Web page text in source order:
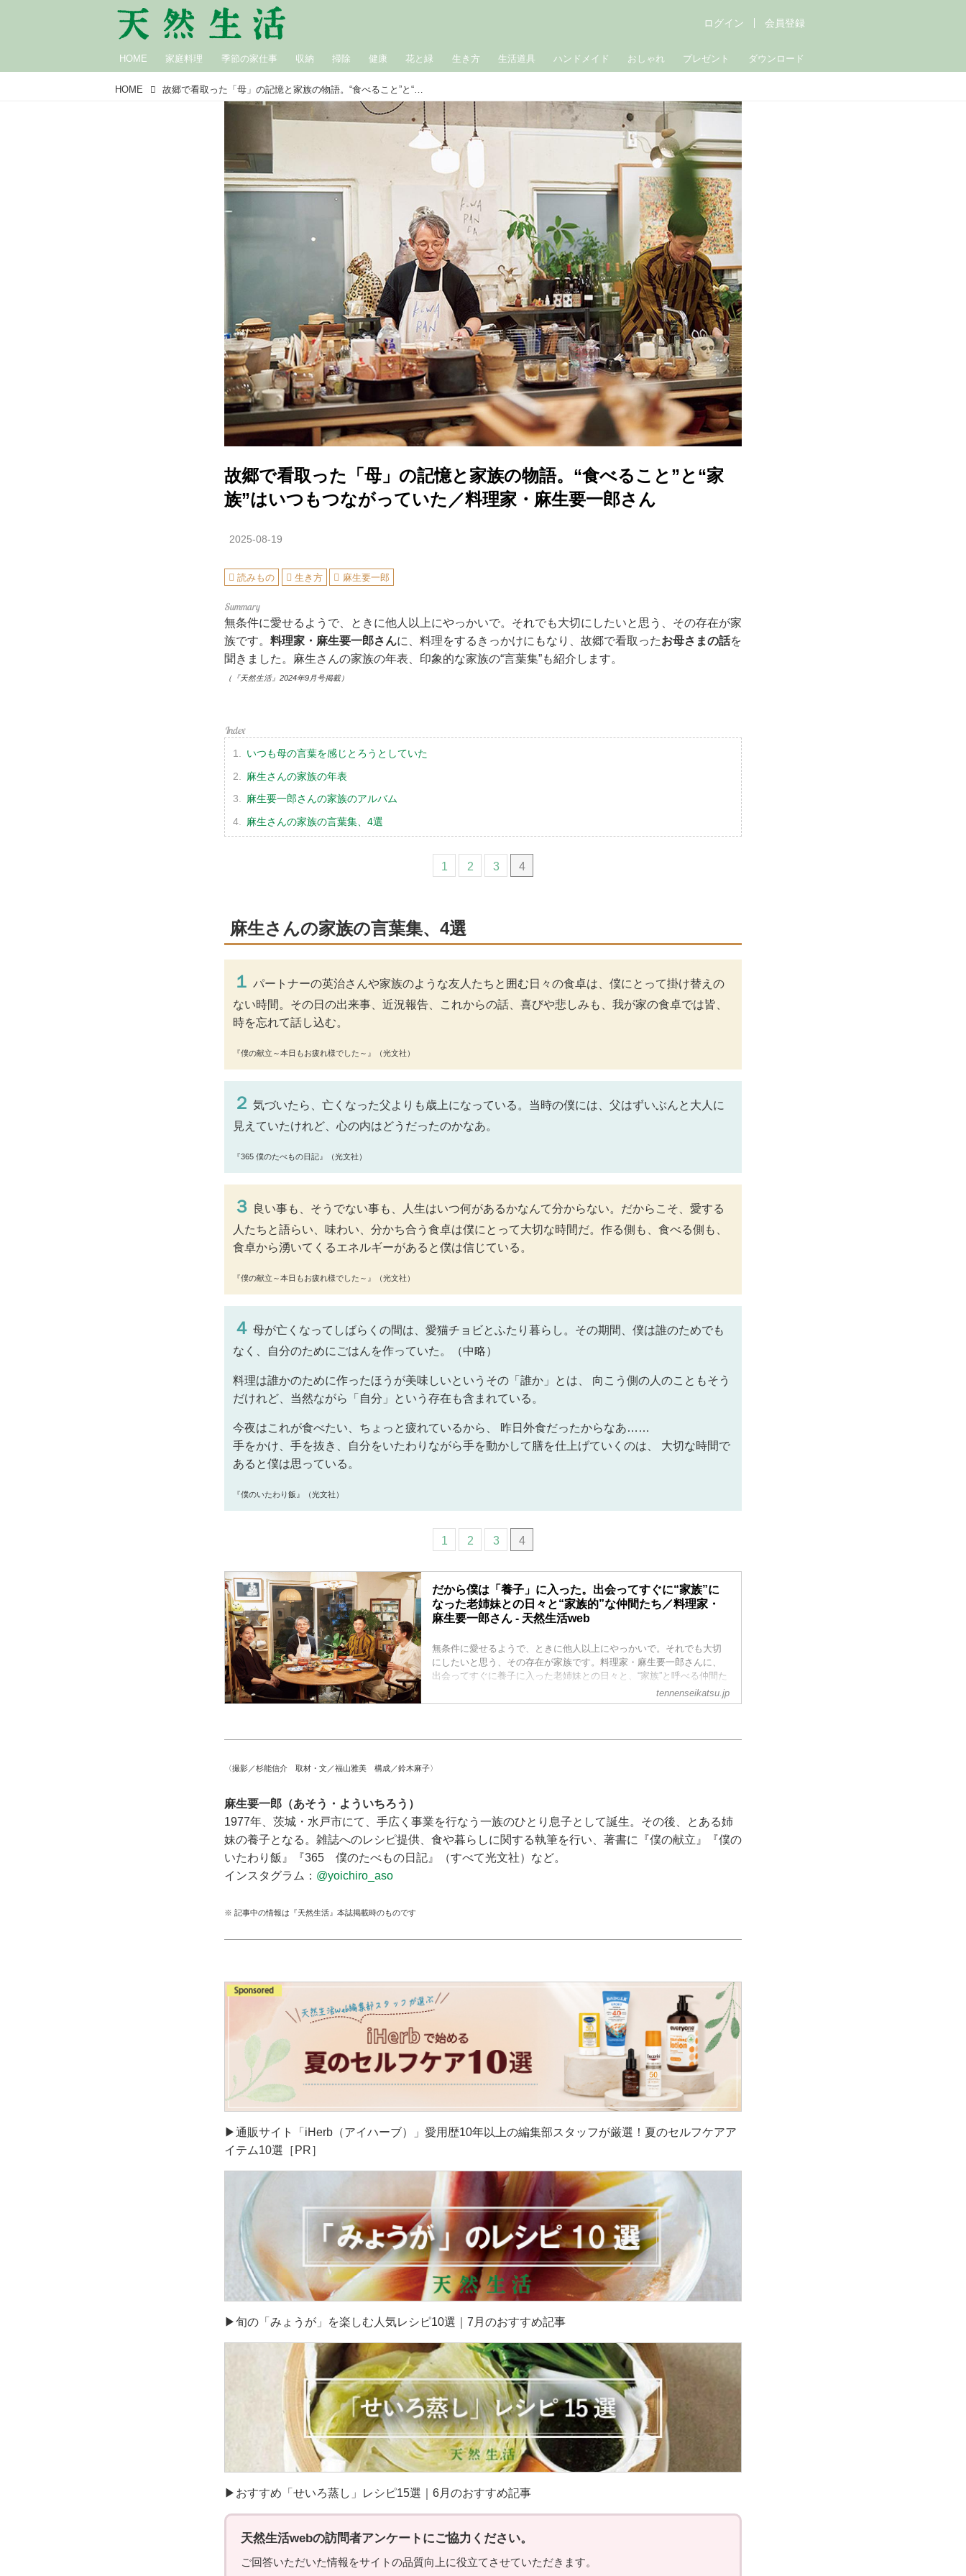
HOME 家庭料理 季節の家仕事 収納 掃除 健康 花と緑 生き方 生活道具 ハンドメイド おしゃれ プレゼント ダウンロード
ログイン 会員登録
HOME 故郷で看取った「母」の記憶と家族の物語。“食べること”と“家族”はいつもつながっていた／料理家・麻生要一郎さん
故郷で看取った「母」の記憶と家族の物語。“食べること”と“家
族”はいつもつながっていた／料理家・麻生要一郎さん
2025-08-19
読みもの 生き方 麻生要一郎
無条件に愛せるようで、ときに他人以上にやっかいで。それでも大切にしたいと思う、その存在が家
族です。 料理家・麻生要一郎さんに、料理をするきっかけにもなり、故郷で看取ったお母さまの話を
聞きました。麻生さんの家族の年表、印象的な家族の“言葉集”も紹介します。
（『天然生活』2024年9月号掲載）
いつも母の言葉を感じとろうとしていた
麻生さんの家族の年表
麻生要一郎さんの家族のアルバム
麻生さんの家族の言葉集、4選
1 2 3 4
麻生さんの家族の言葉集、4選
１ パートナーの英治さんや家族のような友人たちと囲む日々の食卓は、僕にとって掛け替えの
ない時間。その日の出来事、近況報告、これからの話、喜びや悲しみも、我が家の食卓では皆、
時を忘れて話し込む。
『僕の献立～本日もお疲れ様でした～』（光文社）
２ 気づいたら、亡くなった父よりも歳上になっている。当時の僕には、父はずいぶんと大人に
見えていたけれど、心の内はどうだったのかなあ。
『365 僕のたべもの日記』（光文社）
３
良い事も、そうでない事も、人生はいつ何があるかなんて分からない。だからこそ、愛する
人たちと語らい、味わい、分かち合う食卓は僕にとって大切な時間だ。作る側も、食べる側も、
食卓から湧いてくるエネルギーがあると僕は信じている。
『僕の献立～本日もお疲れ様でした～』（光文社）
４ 母が亡くなってしばらくの間は、愛猫チョビとふたり暮らし。その期間、僕は誰のためでも
なく、自分のためにごはんを作っていた。（中略）
料理は誰かのために作ったほうが美味しいというその「誰か」とは、 向こう側の人のこともそう
だけれど、当然ながら「自分」という存在も含まれている。
今夜はこれが食べたい、ちょっと疲れているから、 昨日外食だったからなあ……
手をかけ、手を抜き、自分をいたわりながら手を動かして膳を仕上げていくのは、 大切な時間で
あると僕は思っている。
『僕のいたわり飯』（光文社）
1 2 3 4
だから僕は「養子」に入った。出会ってすぐに“家族”に
なった老姉妹との日々と“家族的”な仲間たち／料理家・
麻生要一郎さん - 天然生活web
無条件に愛せるようで、ときに他人以上にやっかいで。それでも大切
にしたいと思う、その存在が家族です。料理家・麻生要一郎さんに、
出会ってすぐに養子に入った老姉妹との日々と、“家族”と呼べる仲間た
ちについて聞きました。 （『天然生活』2024年9月号掲載）tennenseikatsu.jp
〈撮影／杉能信介 取材・文／福山雅美 構成／鈴木麻子〉
麻生要一郎（あそう・よういちろう）
1977年、茨城・水戸市にて、手広く事業を行なう一族のひとり息子として誕生。その後、とある姉
妹の養子となる。雑誌へのレシピ提供、食や暮らしに関する執筆を行い、著書に『僕の献立』『僕の
いたわり飯』『365 僕のたべもの日記』（すべて光文社）など。
インスタグラム： @yoichiro_aso
※ 記事中の情報は『天然生活』本誌掲載時のものです
▶通販サイト「iHerb（アイハーブ）」愛用歴10年以上の編集部スタッフが厳選！夏のセルフケアア
イテム10選［PR］
▶旬の「みょうが」を楽しむ人気レシピ10選｜7月のおすすめ記事
▶おすすめ「せいろ蒸し」レシピ15選｜6月のおすすめ記事